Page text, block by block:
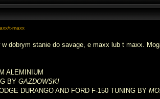
t-maxx
dobrym stanie do savage, e maxx lub t maxx.
ALEMINIUM
BY GAZDOWSKI
DURANGO AND FORD F-150 TUNING BY